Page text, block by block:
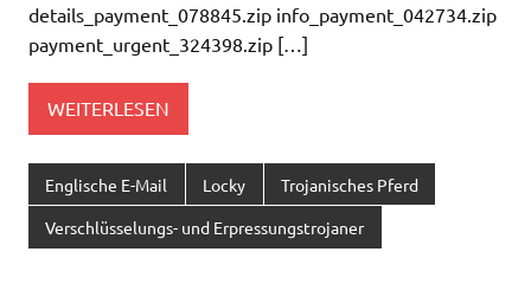
details_payment_078845.zip info_payment_042734.zip
payment_urgent_324398.zip […]
WEITERLESEN
Englische E-Mail Locky Trojanisches Pferd
Verschlüsselungs- und Erpressungstrojaner